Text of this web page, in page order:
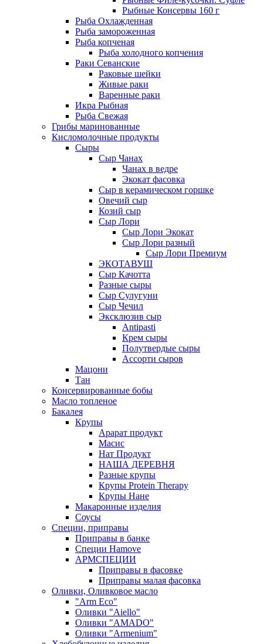
Рыбные Консервы 160 г
Рыба Охлажденная
Рыба замороженная
Рыба копченая
Рыба холодного копчения
Раки Севанские
Раковые шейки
Живые раки
Варенные раки
Икра Рыбная
Рыба Свежая
Грибы маринованные
Кисломолочные продукты
Сыры
Сыр Чанах
Чанах в ведре
Экокат фасовка
Сыр в керамическом горшке
Овечий сыр
Козий сыр
Сыр Лори
Сыр Лори Экокат
Сыр Лори разный
Сыр Лори Премиум
ЭКОТАВУШ
Сыр Качотта
Разные сыры
Сыр Сулугуни
Сыр Чечил
Эксклюзив сыр
Antipasti
Крем сыры
Полутвердые сыры
Ассорти сыров
Мацони
Тан
Консервированные бобы
Масло топленое
Бакалея
Крупы
Арарат продукт
Масис
Нат Продукт
НАША ДЕРЕВНЯ
Разные крупы
Крупы Protein Therapy
Крупы Нане
Макаронные изделия
Соусы
Специи, приправы
Приправы в банке
Специи Hamove
АРМСПЕЦИИ
Приправы в фасовке
Приправы малая фасовка
Оливки, Оливковое масло
"Arm Eco"
Оливки "Aiello"
Оливки "AMADO"
Оливки "Armenium"